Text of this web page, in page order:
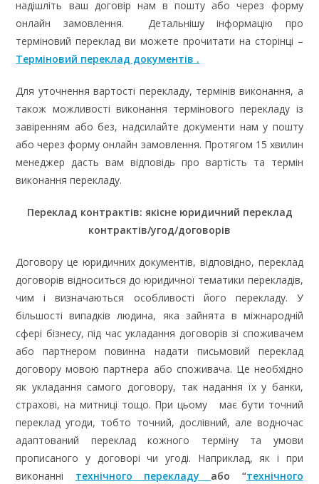
надішліть ваш договір нам в пошту або через форму
онлайн замовлення. Детальнішу інформацію про
терміновий переклад ви можете прочитати на сторінці –
Терміновий переклад документів .
Для уточнення вартості перекладу, термінів виконання, а
також можливості виконання термінового перекладу із
завіренням або без, надсилайте документи нам у пошту
або через форму онлайн замовлення. Протягом 15 хвилин
менеджер дасть вам відповідь про вартість та термін
виконання перекладу.
Переклад контрактів: якісне юридичний переклад
контрактів/угод/договорів
Договору це юридичних документів, відповідно, переклад
договорів відноситься до юридичної тематики перекладів,
чим і визначаються особливості його перекладу. У
більшості випадків людина, яка зайнята в міжнародній
сфері бізнесу, під час укладання договорів зі споживачем
або партнером повинна надати письмовий переклад
договору мовою партнера або споживача. Це необхідно
як укладання самого договору, так надання їх у банки,
страхові, на митниці тощо. При цьому має бути точний
переклад угоди, тобто точний, дослівний, але водночас
адаптований переклад кожного терміну та умови
прописаного у договорі чи угоді. Наприклад, як і при
виконанні технічного перекладу або “технічного